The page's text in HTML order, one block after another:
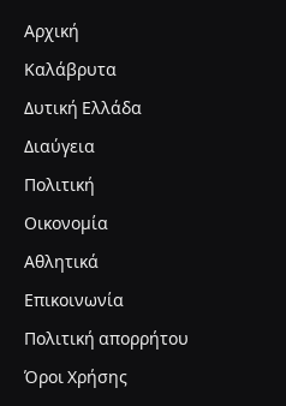
Αρχική
Καλάβρυτα
Δυτική Ελλάδα
Διαύγεια
Πολιτική
Οικονομία
Αθλητικά
Επικοινωνία
Πολιτική απορρήτου
Όροι Χρήσης